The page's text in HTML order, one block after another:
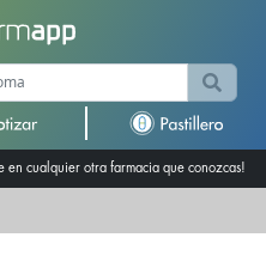
en cualquier otra farmacia que conozcas!